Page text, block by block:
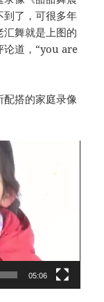
到了，可很多年
汇舞就是上图的
论道，“you are
搭的家庭录像
05:06